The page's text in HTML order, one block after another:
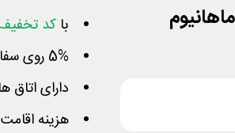
با کد
5% روی سفارشات بیشتر از یک میلیون تومان تخفیف بگیرید
دارای اتاق های
هزینه اقامت کودکان زیر 3